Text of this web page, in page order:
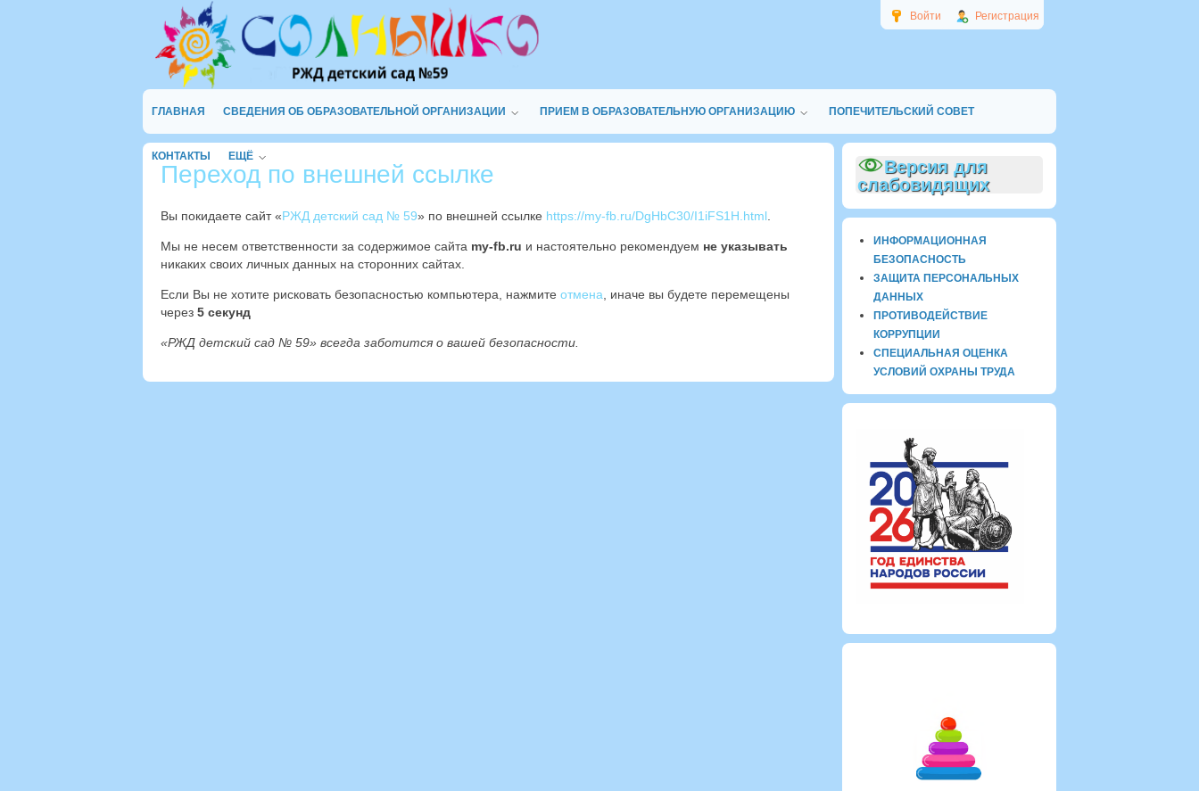
Войти Регистрация
ГЛАВНАЯ СВЕДЕНИЯ ОБ ОБРАЗОВАТЕЛЬНОЙ ОРГАНИЗАЦИИ ПРИЕМ В ОБРАЗОВАТЕЛЬНУЮ ОРГАНИЗАЦИЮ ПОПЕЧИТЕЛЬСКИЙ СОВЕТ
КОНТАКТЫ ЕЩЁ
Переход по внешней ссылке
Вы покидаете сайт «РЖД детский сад № 59» по внешней ссылке https://my-fb.ru/DgHbC30/I1iFS1H.html
Мы не несем ответственности за содержимое сайта my-fb.ru и настоятельно рекомендуем не указывать
никаких своих личных данных на сторонних сайтах.
Если Вы не хотите рисковать безопасностью компьютера, нажмите отмена , иначе вы будете перемещены
через 4 секунд
«РЖД детский сад № 59» всегда заботится о вашей безопасности.
Версия для
слабовидящих
ИНФОРМАЦИОННАЯ
БЕЗОПАСНОСТЬ
ЗАЩИТА ПЕРСОНАЛЬНЫХ
ДАННЫХ
ПРОТИВОДЕЙСТВИЕ
КОРРУПЦИИ
СПЕЦИАЛЬНАЯ ОЦЕНКА
УСЛОВИЙ ОХРАНЫ ТРУДА